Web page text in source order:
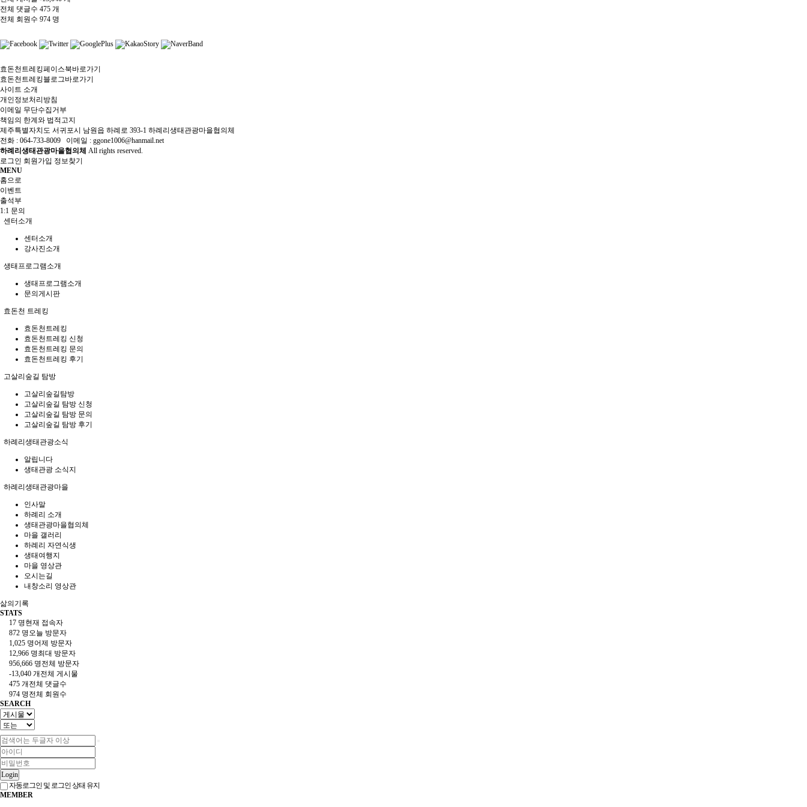
전체 댓글수 475 개
전체 회원수 974 명
효돈천트레킹페이스북바로가기
효돈천트레킹블로그바로가기
사이트 소개
개인정보처리방침
이메일 무단수집거부
책임의 한계와 법적고지
제주특별자치도 서귀포시 남원읍 하례로 393-1 하례리생태관광마을협의체
전화 : 064-733-8009 이메일 : ggone1006@hanmail.net
하례리생태관광마을협의체 All rights reserved.
로그인 회원가입 정보찾기
MENU
홈으로
이벤트
출석부
1:1 문의
센터소개
센터소개
강사진소개
생태프로그램소개
생태프로그램소개
문의게시판
효돈천 트레킹
효돈천트레킹
효돈천트레킹 신청
효돈천트레킹 문의
효돈천트레킹 후기
고살리숲길 탐방
고살리숲길탐방
고살리숲길 탐방 신청
고살리숲길 탐방 문의
고살리숲길 탐방 후기
하례리생태관광소식
알립니다
생태관광 소식지
하례리생태관광마을
인사말
하례리 소개
생태관광마을협의체
마을 갤러리
하례리 자연식생
생태여행지
마을 영상관
오시는길
내창소리 영상관
삶의기록
STATS
17 명현재 접속자
872 명오늘 방문자
1,025 명어제 방문자
12,966 명최대 방문자
956,666 명전체 방문자
-13,040 개 전체 게시물
475 개 전체 댓글수
974 명전체 회원수
SEARCH
Login
자동로그인 및 로그인 상태 유지
MEMBER